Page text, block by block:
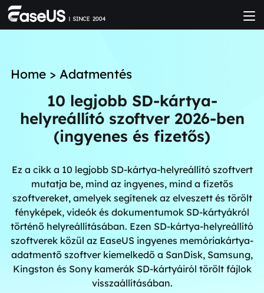
Home> Adatmentés
10 legjobb SD-kártya-
helyreállító szoftver 2026-ben
(ingyenes és fizetős)
Ez a cikk a 10 legjobb SD-kártya-helyreállító szoftvert
mutatja be, mind az ingyenes, mind a fizetős
szoftvereket, amelyek segítenek az elveszett és törölt
fényképek, videók és dokumentumok SD-kártyákról
történő helyreállításában. Ezen SD-kártya-helyreállító
szoftverek közül az EaseUS ingyenes memóriakártya-
adatmentő szoftver kiemelkedő a SanDisk, Samsung,
Kingston és Sony kamerák SD-kártyáiról törölt fájlok
visszaállításában.